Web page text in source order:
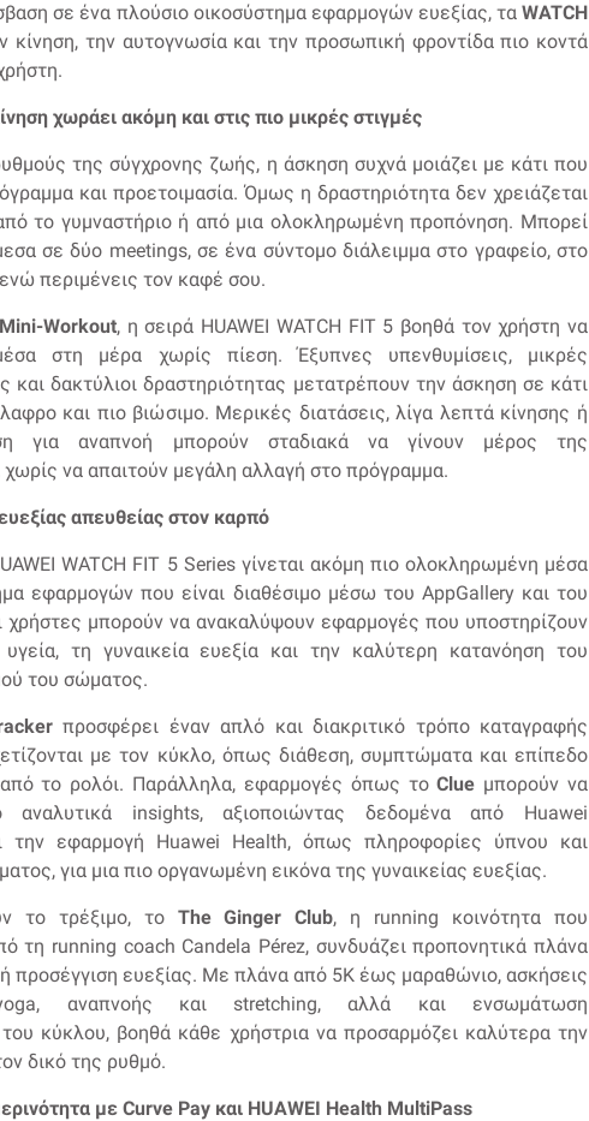
σε ένα πλούσιο οικοσύστημα εφαρμογών ευεξίας, τα WATCH
κίνηση, την αυτογνωσία και την προσωπική φροντίδα πιο κοντά
χωράει ακόμη και στις πιο μικρές στιγμές
της σύγχρονης ζωής, η άσκηση συχνά μοιάζει με κάτι που
και προετοιμασία. Όμως η δραστηριότητα δεν χρειάζεται
το γυμναστήριο ή από μια ολοκληρωμένη προπόνηση. Μπορεί
σε δύο meetings, σε ένα σύντομο διάλειμμα στο γραφείο, στο
περιμένεις τον καφέ σου.
Mini-Workout, η σειρά HUAWEI WATCH FIT 5 βοηθά τον χρήστη να
μέσα στη μέρα χωρίς πίεση. Έξυπνες υπενθυμίσεις, μικρές
και δακτύλιοι δραστηριότητας μετατρέπουν την άσκηση σε κάτι
και πιο βιώσιμο. Μερικές διατάσεις, λίγα λεπτά κίνησης ή
για αναπνοή μπορούν σταδιακά να γίνουν μέρος της
χωρίς να απαιτούν μεγάλη αλλαγή στο πρόγραμμα.
απευθείας στον καρπό
WATCH FIT 5 Series γίνεται ακόμη πιο ολοκληρωμένη μέσα
εφαρμογών που είναι διαθέσιμο μέσω του AppGallery και του
χρήστες μπορούν να ανακαλύψουν εφαρμογές που υποστηρίζουν
τη γυναικεία ευεξία και την καλύτερη κατανόηση του
του σώματος.
προσφέρει έναν απλό και διακριτικό τρόπο καταγραφής
με τον κύκλο, όπως διάθεση, συμπτώματα και επίπεδο
από το ρολόι. Παράλληλα, εφαρμογές όπως τοClue μπορούν να
αναλυτικά insights, αξιοποιώντας δεδομένα από Huawei
την εφαρμογή Huawei Health, όπως πληροφορίες ύπνου και
για μια πιο οργανωμένη εικόνα της γυναικείας ευεξίας.
το τρέξιμο, το The Ginger Club, η running κοινότητα που
τη running coach Candela Pérez, συνδυάζει προπονητικά πλάνα
προσέγγιση ευεξίας. Με πλάνα από 5K έως μαραθώνιο, ασκήσεις
αναπνοής και stretching, αλλά και ενσωμάτωση
κύκλου, βοηθά κάθε χρήστρια να προσαρμόζει καλύτερα την
δικό της ρυθμό.
με Curve Pay και HUAWEI Health MultiPass